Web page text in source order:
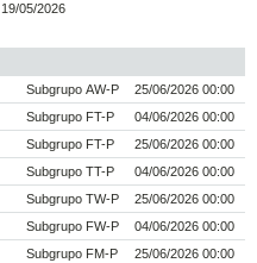
19/05/2026
Subgrupo AW-P
25/06/2026 00:00
Subgrupo FT-P
04/06/2026 00:00
Subgrupo FT-P
25/06/2026 00:00
Subgrupo TT-P
04/06/2026 00:00
Subgrupo TW-P
25/06/2026 00:00
Subgrupo FW-P
04/06/2026 00:00
Subgrupo FM-P
25/06/2026 00:00